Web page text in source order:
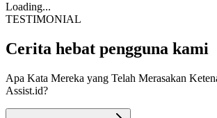
Loading...
TESTIMONIAL
Cerita hebat pengguna kami
Apa Kata Mereka yang Telah Merasakan
Assist.id?